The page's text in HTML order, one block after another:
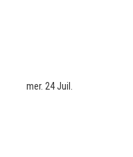
mer. 24 Juil.